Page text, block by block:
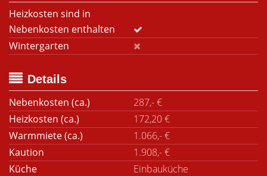
Heizkosten sind in
Nebenkosten enthalten
Wintergarten
Details
Nebenkosten (ca.)
287,- €
Heizkosten (ca.)
172,20 €
Warmmiete (ca.)
1.066,- €
Kaution
1.908,- €
Küche
Einbauküche